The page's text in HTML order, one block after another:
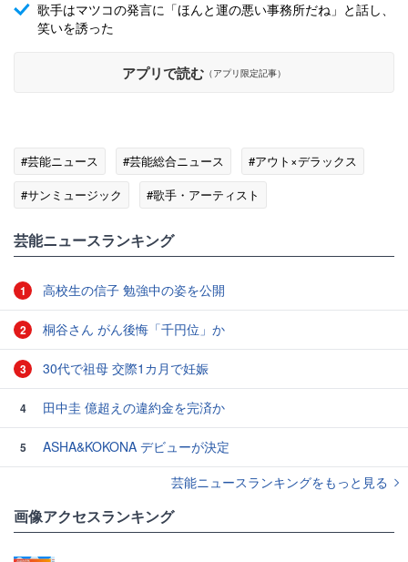
歌手はマツコの発言に「ほんと運の悪い事務所だね」と話し、
笑いを誘った
アプリで読む （アプリ限定記事）
#芸能ニュース #芸能総合ニュース
#アウト×デラックス
#サンミュージック
#歌手・アーティスト
芸能ニュースランキング
1 高校生の信子 勉強中の姿を公開
2 桐谷さん がん後悔「千円位」か
3 30代で祖母 交際1カ月で妊娠
4 田中圭 億超えの違約金を完済か
5
ASHA&KOKONA デビューが決定
芸能ニュースランキングをもっと見る
画像アクセスランキング